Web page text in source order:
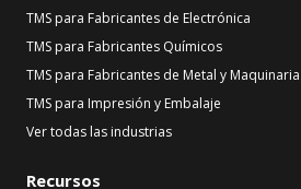
TMS para Fabricantes de Electrónica
TMS para Fabricantes Químicos
TMS para Fabricantes de Metal y Maquinaria
TMS para Impresión y Embalaje
Ver todas las industrias
Recursos